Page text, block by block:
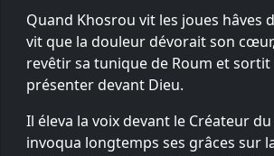
Quand Khosrou vit les joues hâves
vit que la douleur dévorait son
revêtir sa tunique de Roum et
présenter devant Dieu.
Il éleva la voix devant le Créateur
invoqua longtemps ses grâces sur